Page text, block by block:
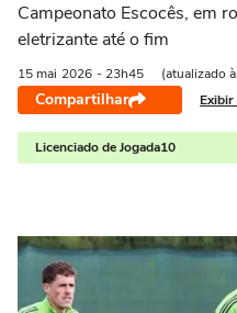
Campeonato Escocês, em
eletrizante até o fim
15 mai 2026 - 23h45 (atualizado
Compartilhar
Licenciado de Jogada10